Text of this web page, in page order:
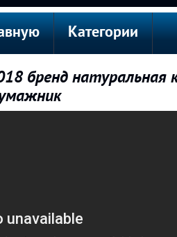
Категории
бренд